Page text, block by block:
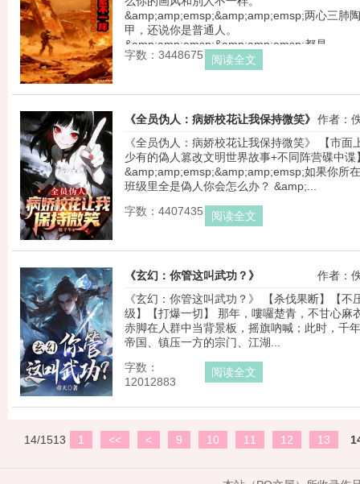
&amp;amp;emsp;&amp;amp;emsp;两心三肺
甲，还说你是普通人。
&amp;amp;emsp;&amp;amp;emsp;都是...
字数：3448675
阅读全文
《全员伪人：病娇校花让我保持微笑》 作者：
《全员伪人：病娇校花让我保持微笑》 【市面
少有的偽人篡改文明世界故事+不同阵营碟中谍
&amp;amp;emsp;&amp;amp;emsp;如果你所
班级里全是偽人你会怎么办？ &amp;...
字数：4407435
阅读全文
《玄幻：你管这叫武功？》
作者：
《玄幻：你管这叫武功？》 【杀伐果断】【不
级】【打爆一切】 那年，嘍囉楚青，不甘心麻
赤脚在人群中当背景板，摇旗吶喊；此时，千
帝国、镇压一方的宗门、江湖...
字数：
12012883
阅读全文
14/1513 1 << < 9 10 11 12 13